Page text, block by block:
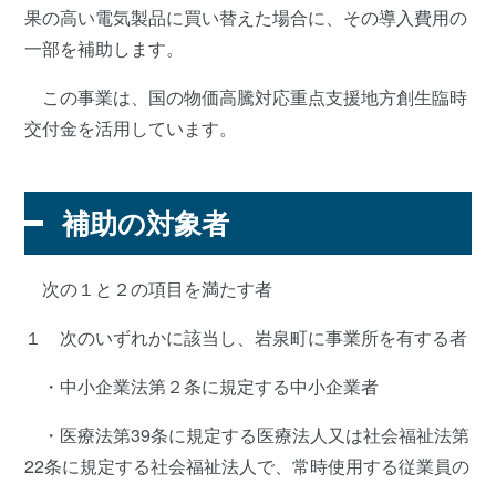
果の高い電気製品に買い替えた場合に、その導入費用の
一部を補助します。
この事業は、国の物価高騰対応重点支援地方創生臨時
交付金を活用しています。
補助の対象者
次の１と２の項目を満たす者
１ 次のいずれかに該当し、岩泉町に事業所を有する者
・中小企業法第２条に規定する中小企業者
・医療法第39条に規定する医療法人又は社会福祉法第
22条に規定する社会福祉法人で、常時使用する従業員の